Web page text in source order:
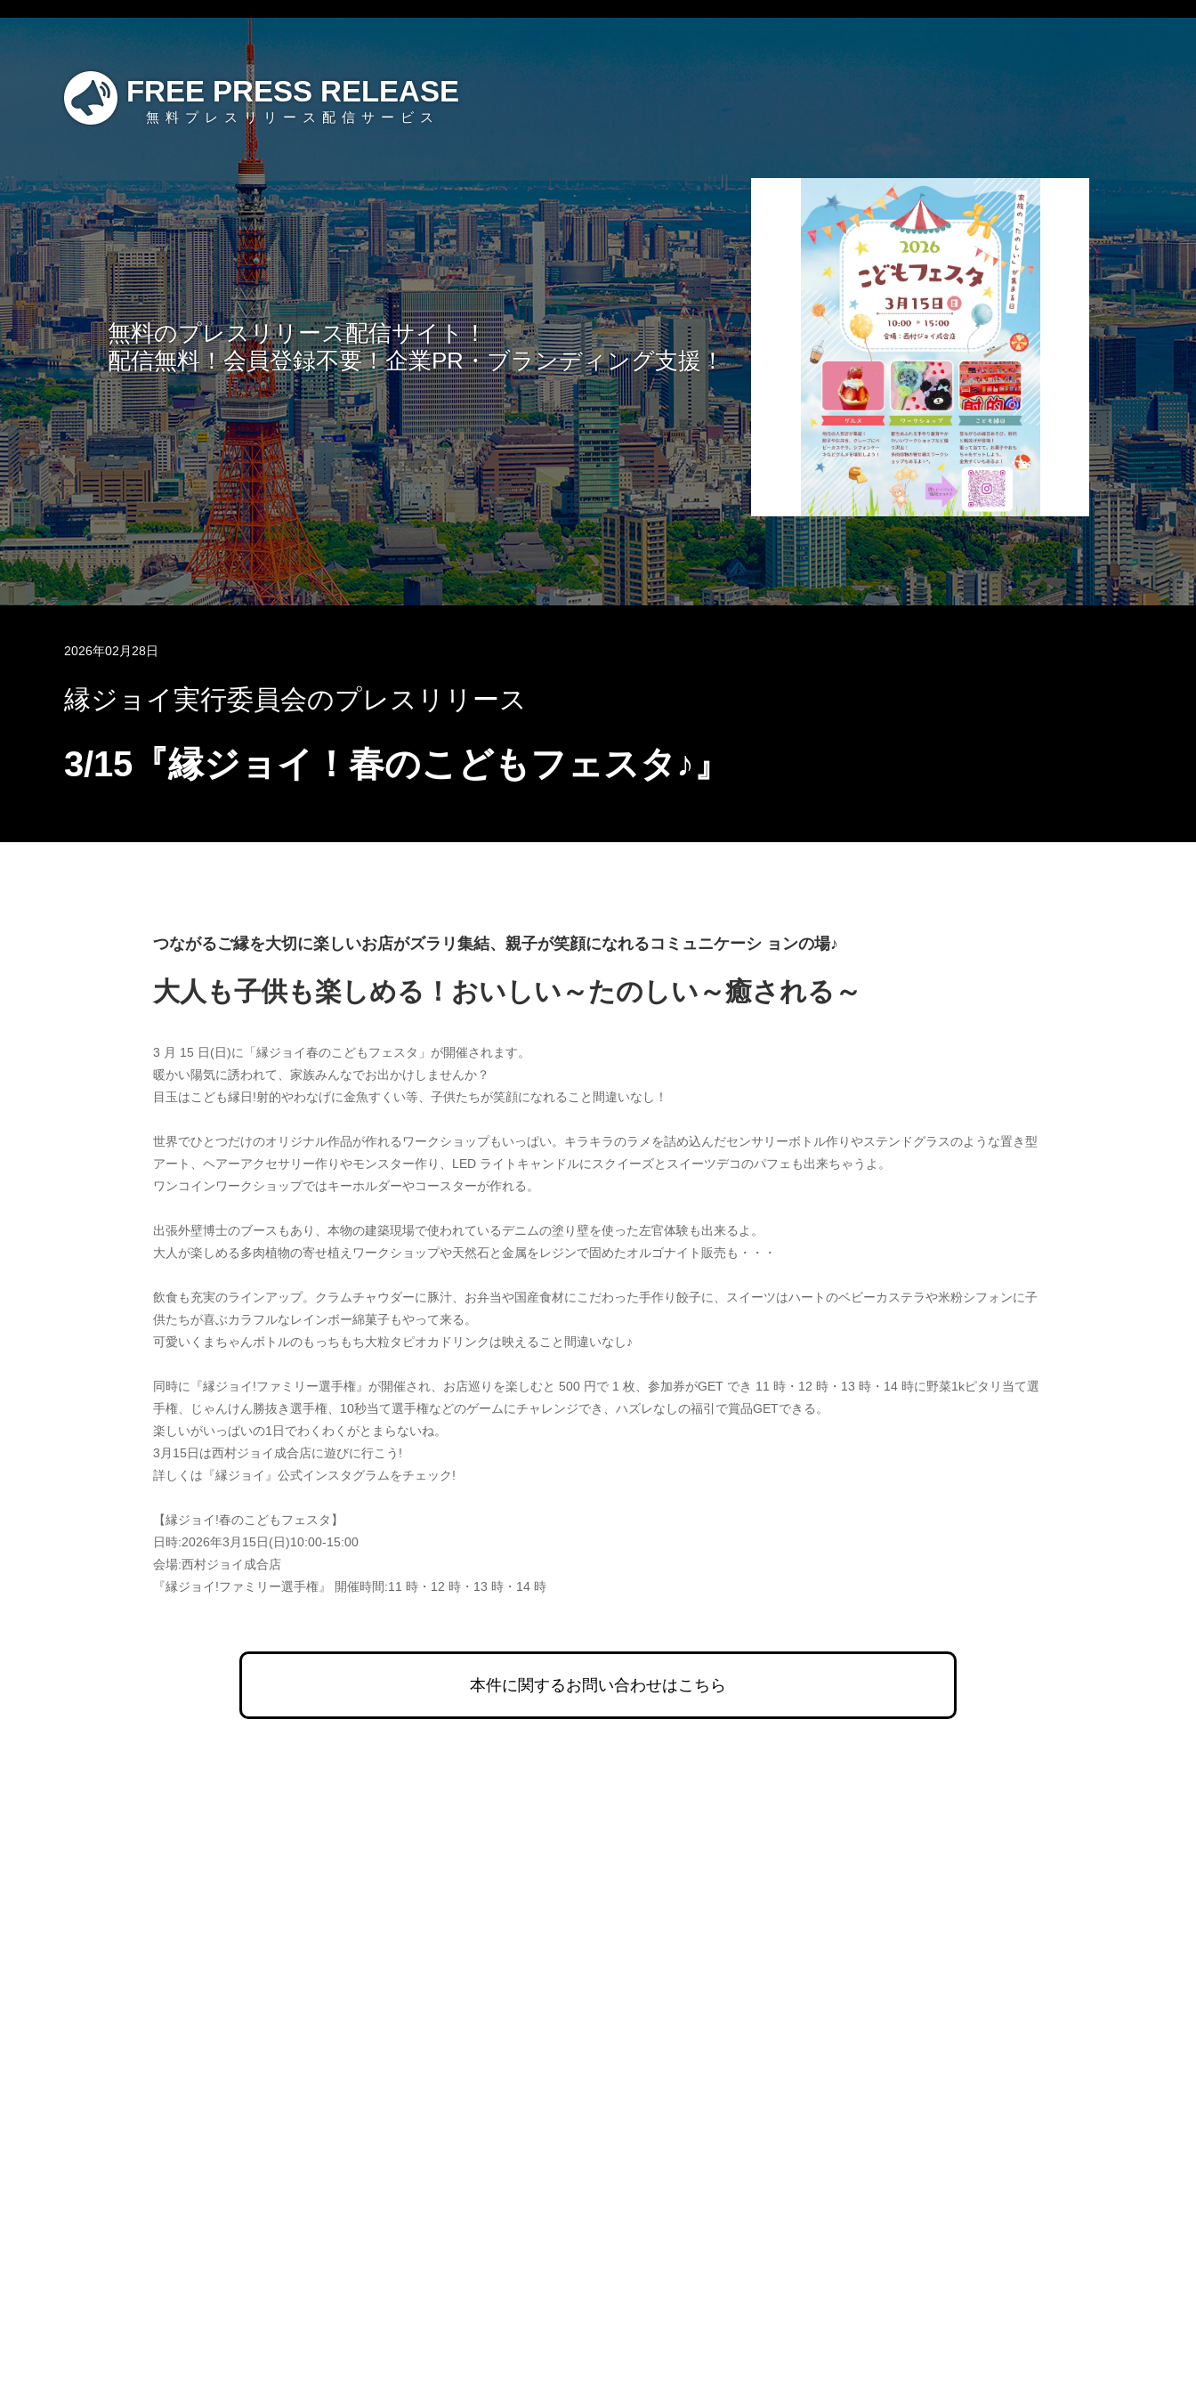
FREE PRESS RELEASE
無料プレスリリース配信サービス
無料のプレスリリース配信サイト！
配信無料！会員登録不要！企業PR・ブランディング支援！
2026年02月28日
縁ジョイ実行委員会のプレスリリース
3/15『縁ジョイ！春のこどもフェスタ♪』
つながるご縁を大切に楽しいお店がズラリ集結、親子が笑顔になれるコミュニケーシ ョンの場♪
大人も子供も楽しめる！おいしい～たのしい～癒される～
3 月 15 日(日)に「縁ジョイ春のこどもフェスタ」が開催されます。
暖かい陽気に誘われて、家族みんなでお出かけしませんか？
目玉はこども縁日!射的やわなげに金魚すくい等、子供たちが笑顔になれること間違いなし！
世界でひとつだけのオリジナル作品が作れるワークショップもいっぱい。キラキラのラメを詰め込んだセンサリーボトル作りやステンドグラスのような置き型
アート、ヘアーアクセサリー作りやモンスター作り、LED ライトキャンドルにスクイーズとスイーツデコのパフェも出来ちゃうよ。
ワンコインワークショップではキーホルダーやコースターが作れる。
出張外壁博士のブースもあり、本物の建築現場で使われているデニムの塗り壁を使った左官体験も出来るよ。
大人が楽しめる多肉植物の寄せ植えワークショップや天然石と金属をレジンで固めたオルゴナイト販売も・・・
飲食も充実のラインアップ。クラムチャウダーに豚汁、お弁当や国産食材にこだわった手作り餃子に、スイーツはハートのベビーカステラや米粉シフォンに子
供たちが喜ぶカラフルなレインボー綿菓子もやって来る。
可愛いくまちゃんボトルのもっちもち大粒タピオカドリンクは映えること間違いなし♪
同時に『縁ジョイ!ファミリー選手権』が開催され、お店巡りを楽しむと 500 円で 1 枚、参加券がGET でき 11 時・12 時・13 時・14 時に野菜1kピタリ当て選
手権、じゃんけん勝抜き選手権、10秒当て選手権などのゲームにチャレンジでき、ハズレなしの福引で賞品GETできる。
楽しいがいっぱいの1日でわくわくがとまらないね。
3月15日は西村ジョイ成合店に遊びに行こう!
詳しくは『縁ジョイ』公式インスタグラムをチェック!
【縁ジョイ!春のこどもフェスタ】
日時:2026年3月15日(日)10:00-15:00
会場:西村ジョイ成合店
『縁ジョイ!ファミリー選手権』 開催時間:11 時・12 時・13 時・14 時
本件に関するお問い合わせはこちら